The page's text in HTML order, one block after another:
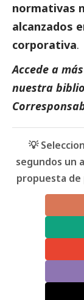
normativas
alcanzados
corporativa.
Accede a
nuestra
💡
segundos un
propuesta de